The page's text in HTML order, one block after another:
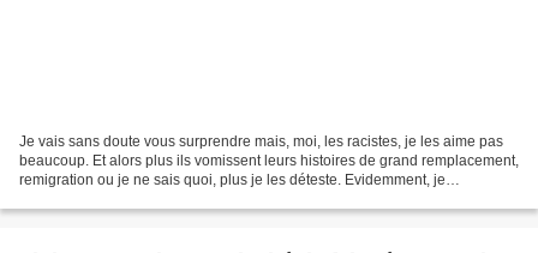
Je vais sans doute vous surprendre mais, moi, les racistes, je les aime pas
beaucoup. Et alors plus ils vomissent leurs histoires de grand remplacement,
remigration ou je ne sais quoi, plus je les déteste. Evidemment, je